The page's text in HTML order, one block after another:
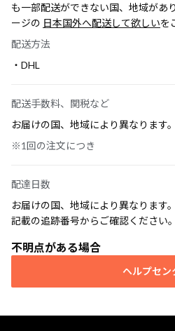
も一部配送ができない国、地域があ
ージの 日本国外へ配送して欲しいを
配送方法
・DHL
配送手数料、関税など
お届けの国、地域により異なります
※1回の注文につき
配達日数
お届けの国、地域により異なります
記載の追跡番号からご確認ください。
不明点がある場合
ヘルプセン